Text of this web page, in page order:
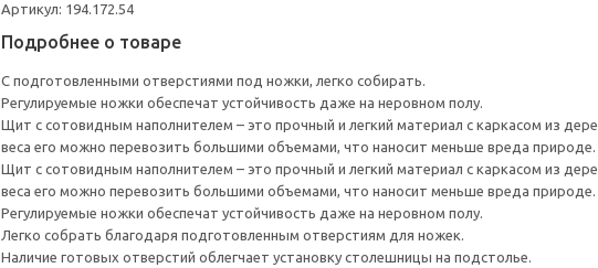
Артикул: 194.172.54
Подробнее о товаре
С подготовленными отверстиями под ножки, легко собирать.
Регулируемые ножки обеспечат устойчивость даже на неровном полу.
Щит с сотовидным наполнителем – это прочный и легкий материал с каркасом из
веса его можно перевозить большими объемами, что наносит меньше вреда природе.
Щит с сотовидным наполнителем – это прочный и легкий материал с каркасом из
веса его можно перевозить большими объемами, что наносит меньше вреда природе.
Регулируемые ножки обеспечат устойчивость даже на неровном полу.
Легко собрать благодаря подготовленным отверстиям для ножек.
Наличие готовых отверстий облегчает установку столешницы на подстолье.